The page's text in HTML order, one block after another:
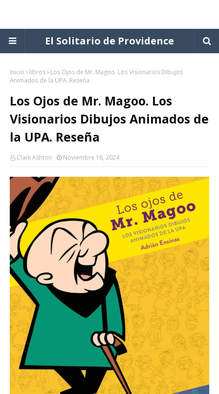
El Solitario de Providence
Inicio libros
Los Ojos de Mr. Magoo. Los Visionarios Dibujos
Animados de la UPA. Reseña
Los Ojos de Mr. Magoo. Los
Visionarios Dibujos Animados de
la UPA. Reseña
Clark Ashton Noviembre 16, 2024